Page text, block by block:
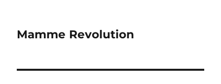
Mamme Revolution